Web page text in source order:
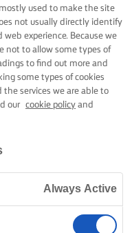
used to make the site
not usually directly identify
experience. Because we
not to allow some types of
to find out more and
some types of cookies
services we are able to
our cookie policy and
Always Active